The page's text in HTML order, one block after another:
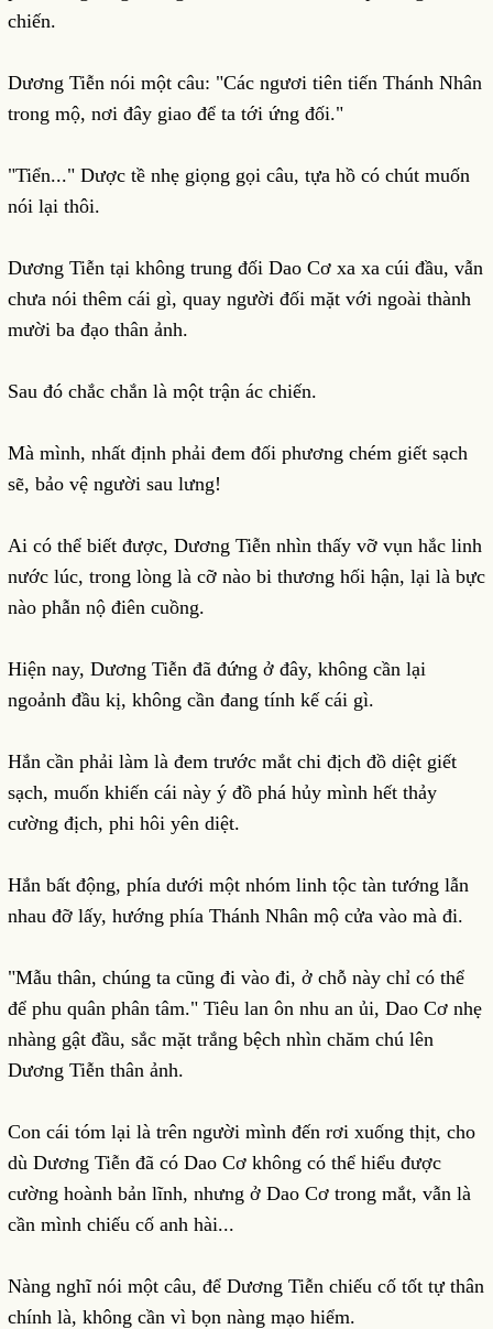
chiến.
Dương Tiễn nói một câu: "Các ngươi tiên tiến Thánh Nhân
trong mộ, nơi đây giao để ta tới ứng đối."
"Tiển..." Dược tề nhẹ giọng gọi câu, tựa hồ có chút muốn
nói lại thôi.
Dương Tiễn tại không trung đối Dao Cơ xa xa cúi đầu, vẫn
chưa nói thêm cái gì, quay người đối mặt với ngoài thành
mười ba đạo thân ảnh.
Sau đó chắc chắn là một trận ác chiến.
Mà mình, nhất định phải đem đối phương chém giết sạch
sẽ, bảo vệ người sau lưng!
Ai có thể biết được, Dương Tiễn nhìn thấy vỡ vụn hắc linh
nước lúc, trong lòng là cỡ nào bi thương hối hận, lại là bực
nào phẫn nộ điên cuồng.
Hiện nay, Dương Tiễn đã đứng ở đây, không cần lại
ngoảnh đầu kị, không cần đang tính kế cái gì.
Hắn cần phải làm là đem trước mắt chi địch đồ diệt giết
sạch, muốn khiến cái này ý đồ phá hủy mình hết thảy
cường địch, phi hôi yên diệt.
Hắn bất động, phía dưới một nhóm linh tộc tàn tướng lẫn
nhau đỡ lấy, hướng phía Thánh Nhân mộ cửa vào mà đi.
"Mẫu thân, chúng ta cũng đi vào đi, ở chỗ này chỉ có thể
để phu quân phân tâm." Tiêu lan ôn nhu an ủi, Dao Cơ nhẹ
nhàng gật đầu, sắc mặt trắng bệch nhìn chăm chú lên
Dương Tiễn thân ảnh.
Con cái tóm lại là trên người mình đến rơi xuống thịt, cho
dù Dương Tiễn đã có Dao Cơ không có thể hiểu được
cường hoành bản lĩnh, nhưng ở Dao Cơ trong mắt, vẫn là
cần mình chiếu cố anh hài...
Nàng nghĩ nói một câu, để Dương Tiễn chiếu cố tốt tự thân
chính là, không cần vì bọn nàng mạo hiểm.